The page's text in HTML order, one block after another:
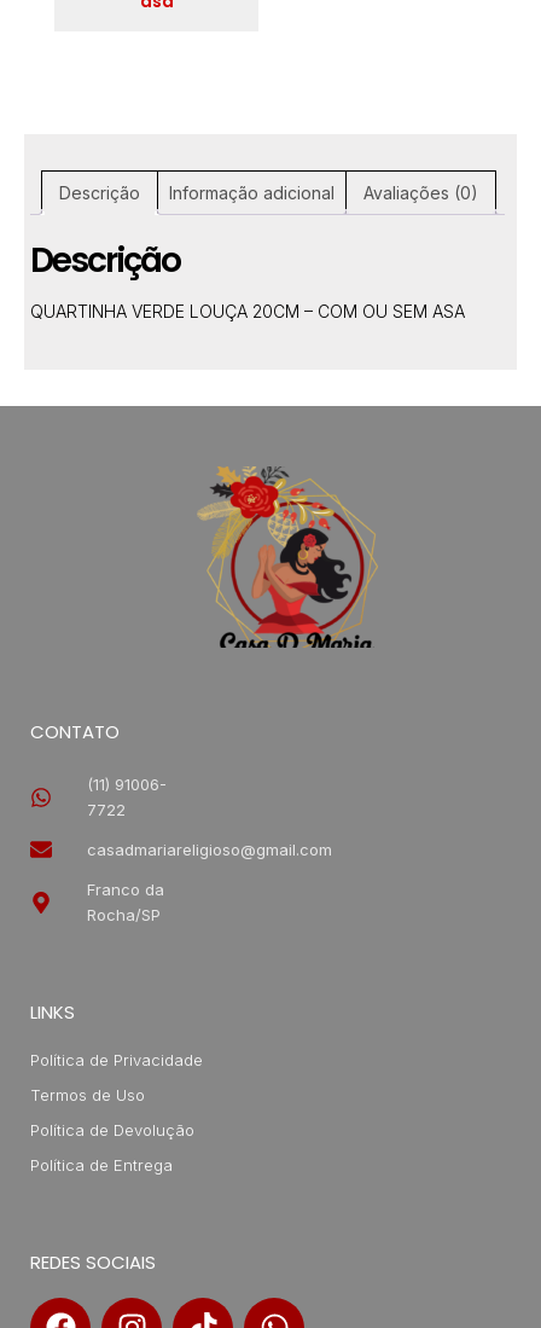
Descrição Informação adicional Avaliações (0)
Descrição
QUARTINHA VERDE LOUÇA 20CM – COM OU SEM ASA
CONTATO
(11) 91006-
7722
casadmariareligioso@gmail.com
Franco da
Rocha/SP
LINKS
Política de Privacidade
Termos de Uso
Política de Devolução
Política de Entrega
REDES SOCIAIS